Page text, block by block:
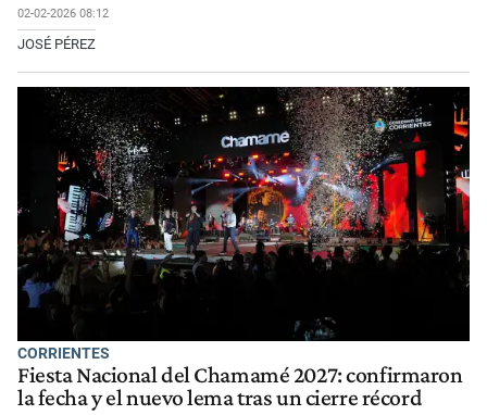
02-02-2026 08:12
JOSÉ PÉREZ
CORRIENTES
Fiesta Nacional del Chamamé 2027: confirmaron
la fecha y el nuevo lema tras un cierre récord